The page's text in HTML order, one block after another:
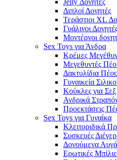
Jelly Δονητές
Διπλοί Δονητές
Τεράστιοι XL
Γυάλινοι
Μοντέρνοι
Sex Toys για Άνδρα
Κρέμες
Μεγεθυντές
Δακτυλίδια
Γυναικεία
Κούκλες για Σεξ
Ανδρικά
Προεκτάσεις
Sex Toys για Γυναίκα
Κλειτοριδικά
Συσκευές
Δονούμενα Αυγά
Ερωτικές